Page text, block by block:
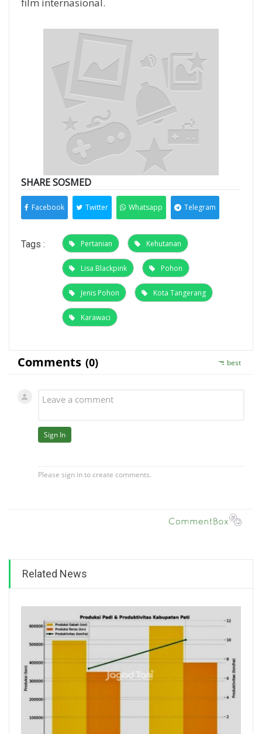
SHARE SOSMED
Facebook Twitter Whatsapp Telegram
Tags : Pertanian Kehutanan
Lisa Blackpink Pohon
Jenis Pohon Kota Tangerang
Karawaci
Related News